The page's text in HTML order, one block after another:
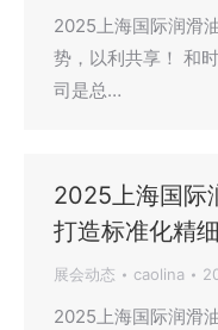
2025上海国际润滑
势，以利共享！ 和
司是总…
2025上海国际
打造标准化精
展会动态 caolina
2025上海国际润滑